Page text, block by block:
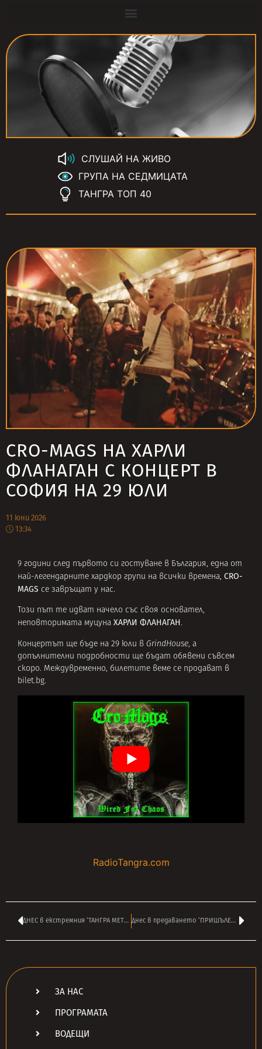
СЛУШАЙ НА ЖИВО
ГРУПА НА СЕДМИЦАТА
ТАНГРА ТОП 40
CRO-MAGS НА ХАРЛИ
ФЛАНАГАН С КОНЦЕРТ В
СОФИЯ НА 29 ЮЛИ
11 юни 2026
13:34
9 години след първото си гостуване в България, една от
най-легендарните хардкор групи на всички времена, CRO-
MAGS се завръщат у нас.
Този път те идват начело със своя основател,
неповторимата муцуна ХАРЛИ ФЛАНАГАН.
Концертът ще бъде на 29 юли в GrindHouse, а
допълнителни подробности ще бъдат обявени съвсем
скоро. Междувременно, билетите веме се продават в
bilet.bg.
RadioTangra.com
ДНЕС в екстремния ‘ТАНГРА МЕТЪЛ ШОК’ на ВАСИЛ ВЪРБАНОВ в 14:00 Днес в предаването ‘ПРИШЪЛЕЦЪТ 2112’ на ВАСКО РАЙКОВ в 16:00
ЗА НАС
ПРОГРАМАТА
ВОДЕЩИ